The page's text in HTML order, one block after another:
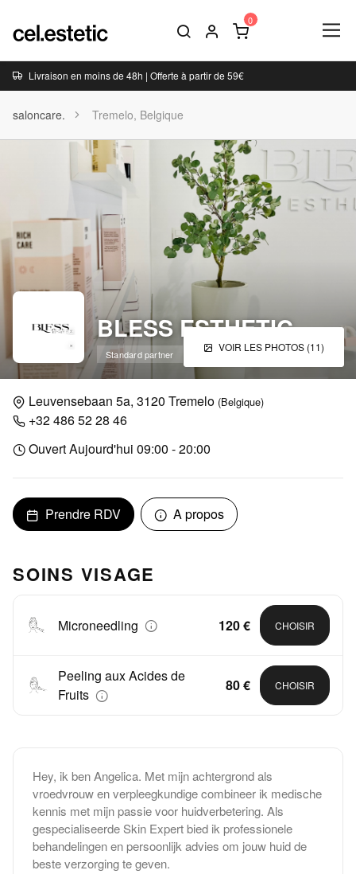
Livraison en moins de 48h | Offerte à partir de 59€
saloncare. Tremelo, Belgique
VOIR LES PHOTOS (11)
BLESS ESTHETIC
Standard partner
Leuvensebaan 5a, 3120 Tremelo (Belgique)
+32 486 52 28 46
Ouvert Aujourd'hui 09:00 - 20:00
Prendre RDV A propos
SOINS VISAGE
Microneedling 120 € CHOISIR
Peeling aux Acides de
Fruits
80 € CHOISIR
Hey, ik ben Angelica. Met mijn achtergrond als
vroedvrouw en verpleegkundige combineer ik medische
kennis met mijn passie voor huidverbetering. Als
gespecialiseerde Skin Expert bied ik professionele
behandelingen en persoonlijk advies om jouw huid de
beste verzorging te geven.